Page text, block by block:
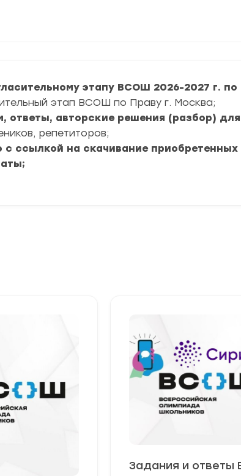
этапу ВСОШ 2026-2027 г. по
этап ВСОШ по Праву г. Москва;
ответы, авторские решения (разбор)
репетиторов;
ссылкой на скачивание приобретенных
Задания и